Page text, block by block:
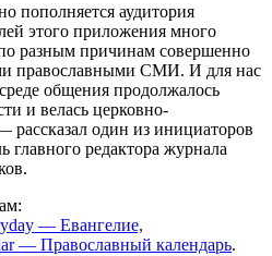
пополняется аудитория
этого приложения много
разным причинам совершенно
православными СМИ. И для нас
общения продолжалось
и велась церковно-
рассказал один из инициаторов
главного редактора журнала
— Евангелие,
— Православный календарь.